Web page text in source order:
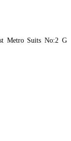
Metro Suits No:2 G